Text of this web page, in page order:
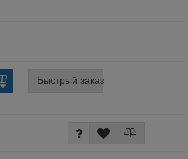
Быстрый заказ